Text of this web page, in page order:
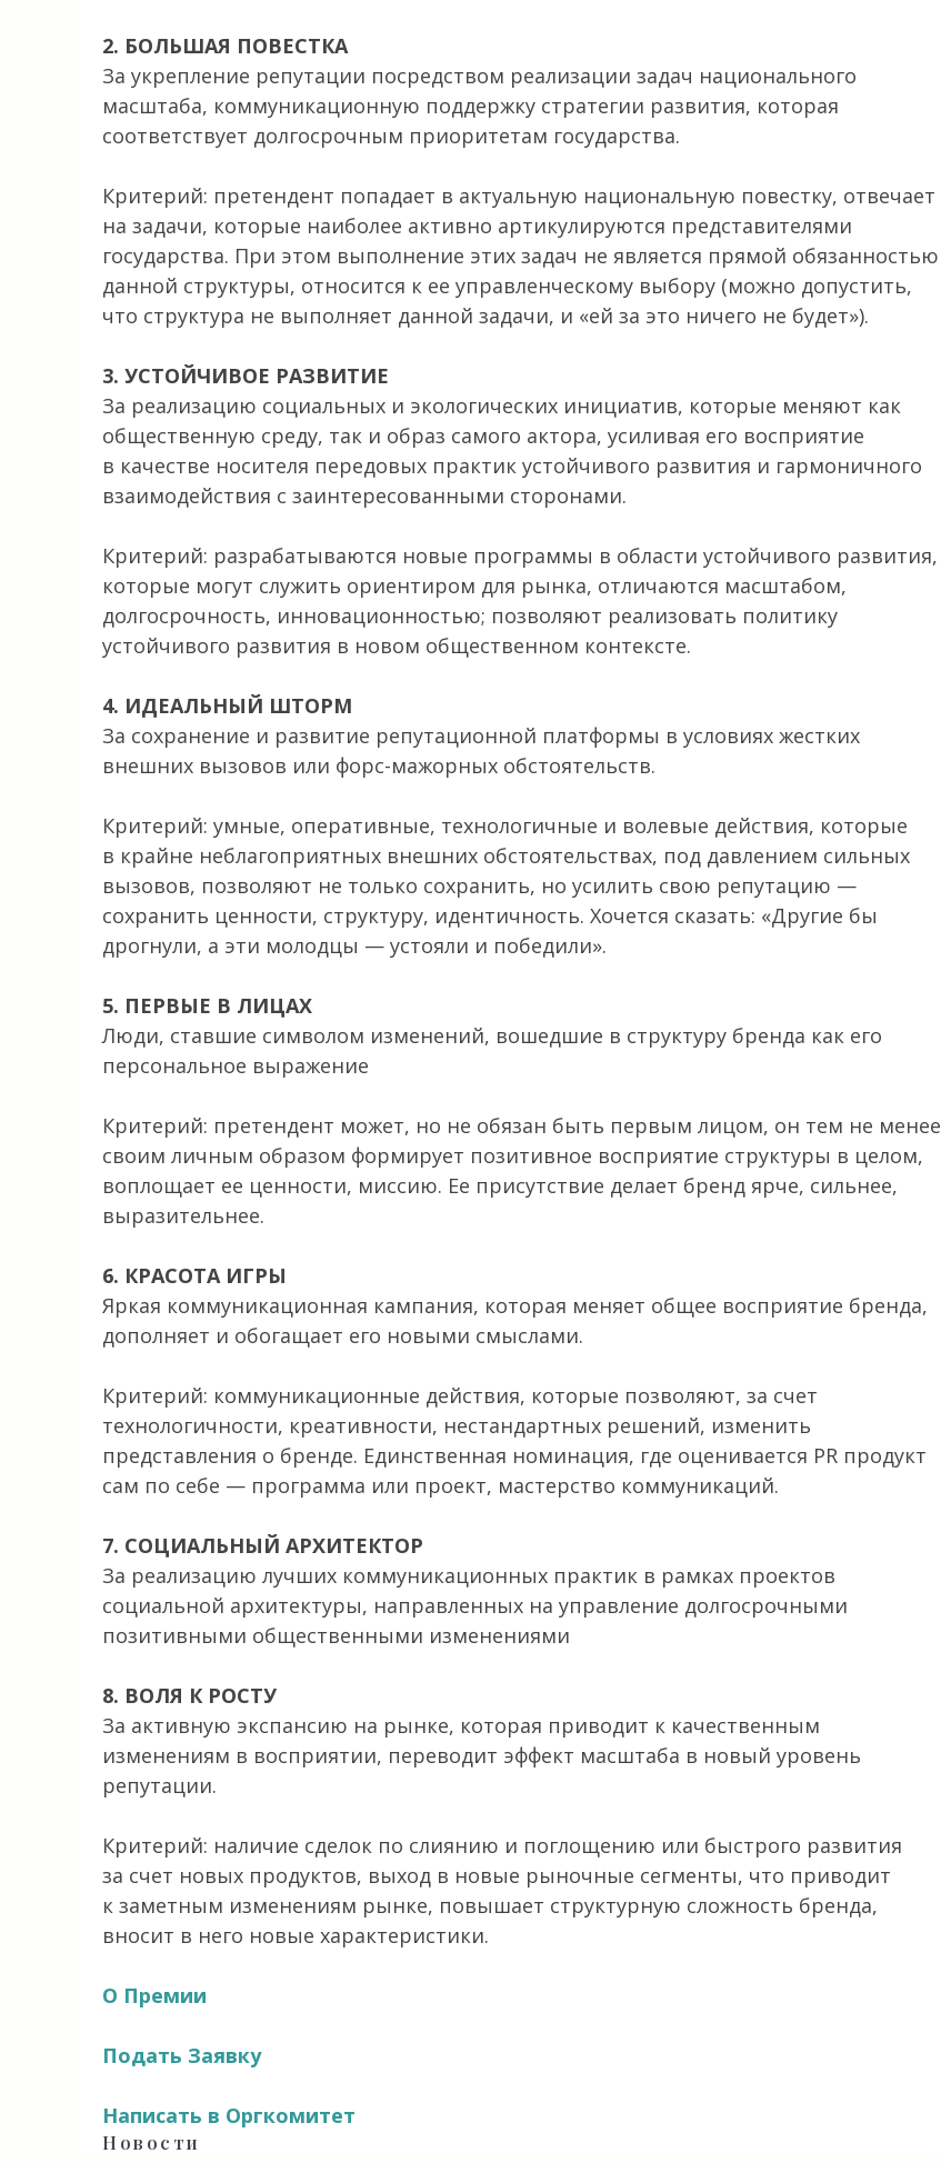
2. БОЛЬШАЯ ПОВЕСТКА
За укрепление репутации посредством реализации задач национального
масштаба, коммуникационную поддержку стратегии развития, которая
соответствует долгосрочным приоритетам государства.
Критерий: претендент попадает в актуальную национальную повестку, отвечает
на задачи, которые наиболее активно артикулируются представителями
государства. При этом выполнение этих задач не является прямой обязанностью
данной структуры, относится к ее управленческому выбору (можно допустить,
что структура не выполняет данной задачи, и «ей за это ничего не будет»).
3. УСТОЙЧИВОЕ РАЗВИТИЕ
За реализацию социальных и экологических инициатив, которые меняют как
общественную среду, так и образ самого актора, усиливая его восприятие
в качестве носителя передовых практик устойчивого развития и гармоничного
взаимодействия с заинтересованными сторонами.
Критерий: разрабатываются новые программы в области устойчивого развития,
которые могут служить ориентиром для рынка, отличаются масштабом,
долгосрочность, инновационностью; позволяют реализовать политику
устойчивого развития в новом общественном контексте.
4. ИДЕАЛЬНЫЙ ШТОРМ
За сохранение и развитие репутационной платформы в условиях жестких
внешних вызовов или форс-мажорных обстоятельств.
Критерий: умные, оперативные, технологичные и волевые действия, которые
в крайне неблагоприятных внешних обстоятельствах, под давлением сильных
вызовов, позволяют не только сохранить, но усилить свою репутацию —
сохранить ценности, структуру, идентичность. Хочется сказать: «Другие бы
дрогнули, а эти молодцы — устояли и победили».
5. ПЕРВЫЕ В ЛИЦАХ
Люди, ставшие символом изменений, вошедшие в структуру бренда как его
персональное выражение
Критерий: претендент может, но не обязан быть первым лицом, он тем не менее
своим личным образом формирует позитивное восприятие структуры в целом,
воплощает ее ценности, миссию. Ее присутствие делает бренд ярче, сильнее,
выразительнее.
6. КРАСОТА ИГРЫ
Яркая коммуникационная кампания, которая меняет общее восприятие бренда,
дополняет и обогащает его новыми смыслами.
Критерий: коммуникационные действия, которые позволяют, за счет
технологичности, креативности, нестандартных решений, изменить
представления о бренде. Единственная номинация, где оценивается PR продукт
сам по себе — программа или проект, мастерство коммуникаций.
7. СОЦИАЛЬНЫЙ АРХИТЕКТОР
За реализацию лучших коммуникационных практик в рамках проектов
социальной архитектуры, направленных на управление долгосрочными
позитивными общественными изменениями
8. ВОЛЯ К РОСТУ
За активную экспансию на рынке, которая приводит к качественным
изменениям в восприятии, переводит эффект масштаба в новый уровень
репутации.
Критерий: наличие сделок по слиянию и поглощению или быстрого развития
за счет новых продуктов, выход в новые рыночные сегменты, что приводит
к заметным изменениям рынке, повышает структурную сложность бренда,
вносит в него новые характеристики.
О Премии
Подать Заявку
Написать в Оргкомитет
Новости